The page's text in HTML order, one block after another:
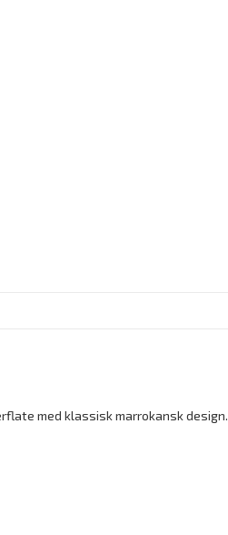
med klassisk marrokansk design.